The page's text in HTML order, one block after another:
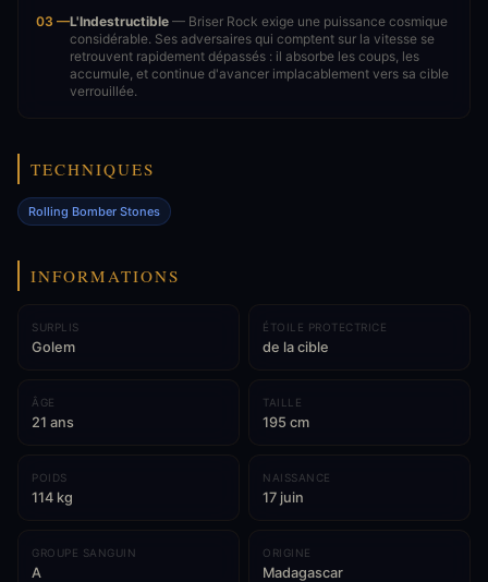
03 —L'Indestructible — Briser Rock exige une puissance cosmique
considérable. Ses adversaires qui comptent sur la vitesse se
retrouvent rapidement dépassés : il absorbe les coups, les
accumule, et continue d'avancer implacablement vers sa cible
verrouillée.
TECHNIQUES
Rolling Bomber Stones
INFORMATIONS
SURPLIS
Golem
ÉTOILE PROTECTRICE
de la cible
ÂGE
21 ans
TAILLE
195 cm
POIDS
114 kg
NAISSANCE
17 juin
GROUPE SANGUIN
A
ORIGINE
Madagascar